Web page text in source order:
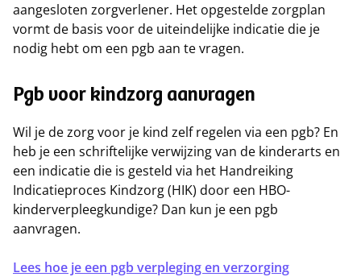
aangesloten zorgverlener. Het opgestelde zorgplan
vormt de basis voor de uiteindelijke indicatie die je
nodig hebt om een pgb aan te vragen.
Pgb voor kindzorg aanvragen
Wil je de zorg voor je kind zelf regelen via een pgb? En
heb je een schriftelijke verwijzing van de kinderarts en
een indicatie die is gesteld via het Handreiking
Indicatieproces Kindzorg (HIK) door een HBO-
kinderverpleegkundige? Dan kun je een pgb
aanvragen.
Lees hoe je een pgb verpleging en verzorging